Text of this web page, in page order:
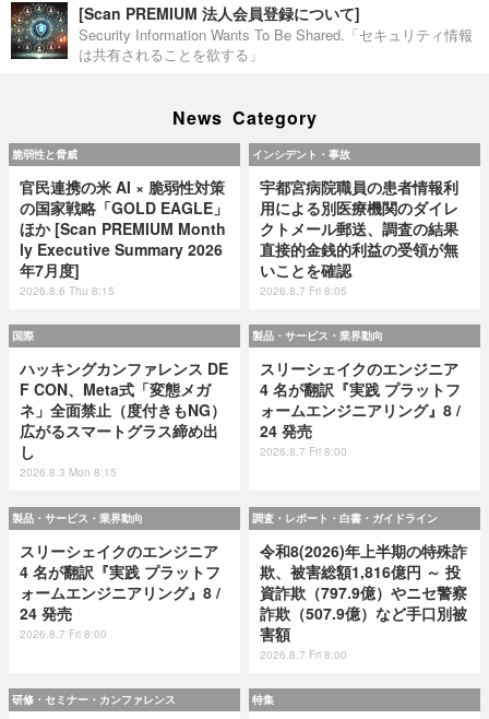
[Scan PREMIUM 法人会員登録について]
Security Information Wants To Be Shared.「セキュリティ情報
は共有されることを欲する」
News Category
脆弱性と脅威
官民連携の米 AI × 脆弱性対策
の国家戦略「GOLD EAGLE」
ほか [Scan PREMIUM Month
ly Executive Summary 2026
年7月度]
2026.8.6 Thu 8:15
インシデント・事故
宇都宮病院職員の患者情報利
用による別医療機関のダイレ
クトメール郵送、調査の結果
直接的金銭的利益の受領が無
いことを確認
2026.8.7 Fri 8:05
国際
ハッキングカンファレンス DE
F CON、Meta式「変態メガ
ネ」全面禁止（度付きもNG）
広がるスマートグラス締め出
し
2026.8.3 Mon 8:15
製品・サービス・業界動向
スリーシェイクのエンジニア
4 名が翻訳『実践 プラットフ
ォームエンジニアリング』8 /
24 発売
2026.8.7 Fri 8:00
製品・サービス・業界動向
スリーシェイクのエンジニア
4 名が翻訳『実践 プラットフ
ォームエンジニアリング』8 /
24 発売
2026.8.7 Fri 8:00
調査・レポート・白書・ガイドライン
令和8(2026)年上半期の特殊詐
欺、被害総額1,816億円 ～ 投
資詐欺（797.9億）やニセ警察
詐欺（507.9億）など手口別被
害額
2026.8.7 Fri 8:00
研修・セミナー・カンファレンス 特集